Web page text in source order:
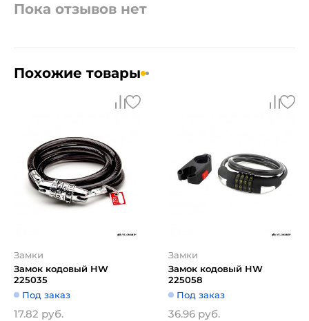
Пока отзывов нет
Похожие товары
Замки
Замок кодовый HW
225035
Под заказ
17.82 руб.
Замки
Замок кодовый HW
225058
Под заказ
36.96 руб.